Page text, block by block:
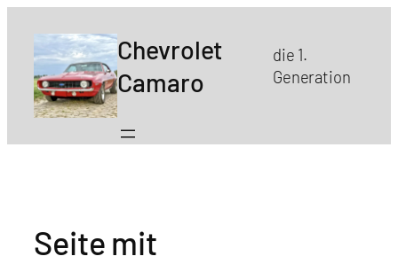
Inhalt
springen
Chevrolet
Camaro
die 1.
Generation
Seite mit